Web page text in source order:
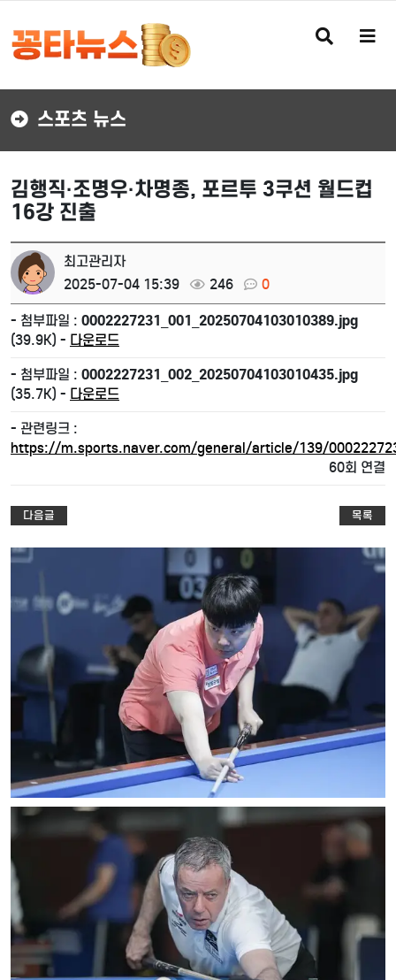
검
색
튼
메
튼
스포츠 뉴스
김행직·조명우·차명종, 포르투 3쿠션 월드컵
16강 진출
최고관리자
2025-07-04 15:39
246 0
- 첨부파일 : 0002227231_001_20250704103010389.jpg
(39.9K) - 다운로드
- 첨부파일 : 0002227231_002_20250704103010435.jpg
(35.7K) - 다운로드
- 관련링크 :
https://m.sports.naver.com/general/article/139/
60회 연결
다음글 목록